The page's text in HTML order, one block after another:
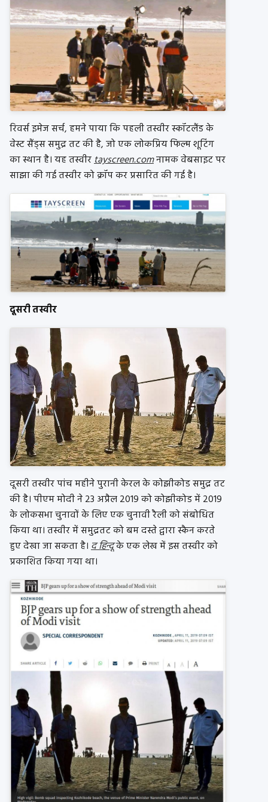
रिवर्स इमेज सर्च, हमने पाया कि पहली तस्वीर स्कॉटलैंड के
वेस्ट सैंड्स समुद्र तट की है, जो एक लोकप्रिय फिल्म शूटिंग
का स्थान है। यह तस्वीरtayscreen.comनामक वेबसाइट पर
साझा की गई तस्वीर को क्रॉप कर प्रसारित की गई है।
दूसरी तस्वीर
दूसरी तस्वीर पांच महीने पुरानी केरल के कोझीकोड समुद्र तट
की है। पीएम मोदी ने 23 अप्रैल 2019 को कोझीकोड में 2019
के लोकसभा चुनावों के लिए एक चुनावी रैली को संबोधित
किया था। तस्वीर में समुद्रतट को बम दस्ते द्वारा स्कैन करते
हुए देखा जा सकता है।द हिन्दूके एक लेख में इस तस्वीर को
प्रकाशित किया गया था।